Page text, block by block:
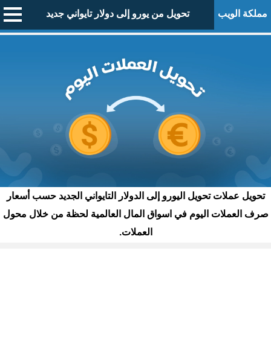
مملكة الويب تحويل من يورو إلى دولار تايواني جديد
تحويل عملات تحويل اليورو إلى الدولار التايواني الجديد حسب أسعار
صرف العملات اليوم في اسواق المال العالمية لحظة من خلال محول
العملات.